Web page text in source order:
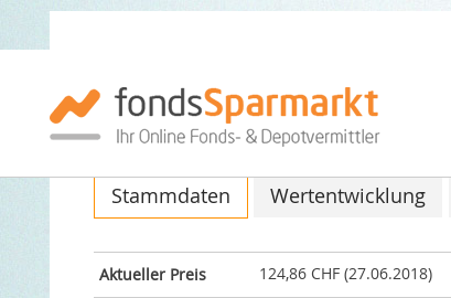
H.A.M.
ISIN: LI0105946334 / WKN: A0YHF4
Stammdaten Wertentwicklung
Aktueller Preis 124,86 CHF (27.06.2018)